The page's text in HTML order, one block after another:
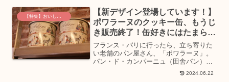
本未発売フレーバーです。日...
【特集】おいしいグルメ土産
【新デザイン登場しています！】
ポワラーヌのクッキー缶、もうじ
き販売終了！缶好きにはたまらな
い、レトロ可愛さ！
フランス・パリに行ったら、立ち寄りた
い老舗のパン屋さん、「ポワラーヌ」。
パン・ド・カンパーニュ（田舎パン）が
人気で、今では「フランスの伝統的なパ
ンと言えばポワラーヌ」と言われるほど
2024.06.22